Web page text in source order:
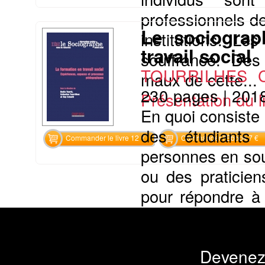
professionnels
institutions.
souffrance.
maux de cette...
Présentation du
Commander le livre 12 € Commander l'Ebook 7 €
Le
travail social
TOURRILHES
230 pages|
En quoi
des étudiants
personnes en
ou des
pour répondre
Présentation